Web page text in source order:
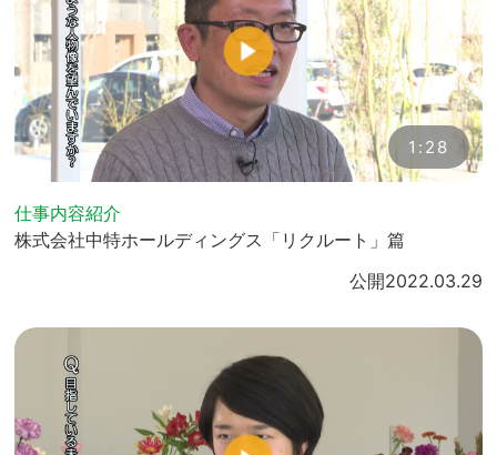
1:28
仕事内容紹介
株式会社中特ホールディングス「リクルート」篇
公開2022.03.29